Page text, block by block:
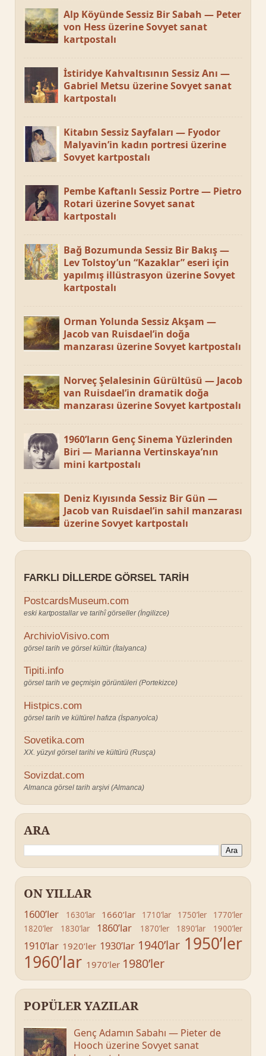
Alp Köyünde Sessiz Bir Sabah — Peter
von Hess üzerine Sovyet sanat
kartpostalı
İstiridye Kahvaltısının Sessiz Anı —
Gabriel Metsu üzerine Sovyet sanat
kartpostalı
Kitabın Sessiz Sayfaları — Fyodor
Malyavin’in kadın portresi üzerine
Sovyet kartpostalı
Pembe Kaftanlı Sessiz Portre — Pietro
Rotari üzerine Sovyet sanat
kartpostalı
Bağ Bozumunda Sessiz Bir Bakış —
Lev Tolstoy’un “Kazaklar” eseri için
yapılmış illüstrasyon üzerine Sovyet
kartpostalı
Orman Yolunda Sessiz Akşam —
Jacob van Ruisdael’in doğa
manzarası üzerine Sovyet kartpostalı
Norveç Şelalesinin Gürültüsü — Jacob
van Ruisdael’in dramatik doğa
manzarası üzerine Sovyet kartpostalı
1960’ların Genç Sinema Yüzlerinden
Biri — Marianna Vertinskaya’nın
mini kartpostalı
Deniz Kıyısında Sessiz Bir Gün —
Jacob van Ruisdael’in sahil manzarası
üzerine Sovyet kartpostalı
FARKLI DILLERDE GÖRSEL TARIH
PostcardsMuseum.com
eski kartpostallar ve tarihî görseller (İngilizce)
ArchivioVisivo.com
görsel tarih ve görsel kültür (İtalyanca)
Tipiti.info
görsel tarih ve geçmişin görüntüleri (Portekizce)
Histpics.com
görsel tarih ve kültürel hafıza (İspanyolca)
Sovetika.com
XX. yüzyıl görsel tarihi ve kültürü (Rusça)
Sovizdat.com
Almanca görsel tarih arşivi (Almanca)
ARA
ON YILLAR
1600’ler 1630’lar 1660’lar 1710’lar 1750’ler
1770’ler
1820’ler
1830’lar 1860’lar 1870’ler 1890’lar 1900’ler
1910’lar 1920’ler 1930’lar 1940’lar 1950’ler
1960’lar 1970’ler 1980’ler
POPÜLER YAZILAR
Genç Adamın Sabahı — Pieter de
Hooch üzerine Sovyet sanat